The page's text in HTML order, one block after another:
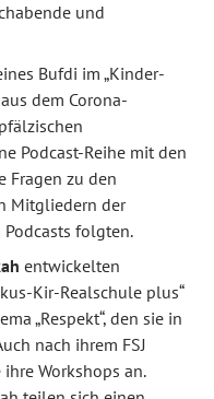
und
Bufdi im „Kinder-
dem Corona-
Podcast-Reihe mit den
Fragen zu den
Mitgliedern der
folgten.
entwickelten
Kir-Realschule plus“
„Respekt“, den sie in
nach ihrem FSJ
Workshops an.